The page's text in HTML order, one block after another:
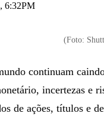
6:32PM
(Foto:
continuam
incertezas e
de ações, títulos e